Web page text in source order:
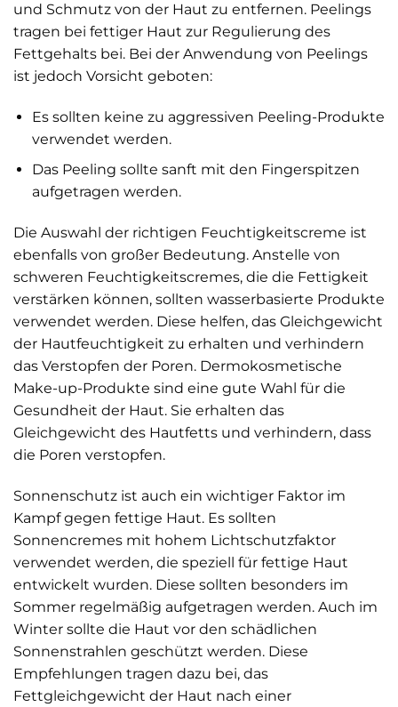
und Schmutz von der Haut zu entfernen. Peelings
tragen bei fettiger Haut zur Regulierung des
Fettgehalts bei. Bei der Anwendung von Peelings
ist jedoch Vorsicht geboten:
Es sollten keine zu aggressiven Peeling-Produkte
verwendet werden.
Das Peeling sollte sanft mit den Fingerspitzen
aufgetragen werden.
Die Auswahl der richtigen Feuchtigkeitscreme ist
ebenfalls von großer Bedeutung. Anstelle von
schweren Feuchtigkeitscremes, die die Fettigkeit
verstärken können, sollten wasserbasierte Produkte
verwendet werden. Diese helfen, das Gleichgewicht
der Hautfeuchtigkeit zu erhalten und verhindern
das Verstopfen der Poren. Dermokosmetische
Make-up-Produkte sind eine gute Wahl für die
Gesundheit der Haut. Sie erhalten das
Gleichgewicht des Hautfetts und verhindern, dass
die Poren verstopfen.
Sonnenschutz ist auch ein wichtiger Faktor im
Kampf gegen fettige Haut. Es sollten
Sonnencremes mit hohem Lichtschutzfaktor
verwendet werden, die speziell für fettige Haut
entwickelt wurden. Diese sollten besonders im
Sommer regelmäßig aufgetragen werden. Auch im
Winter sollte die Haut vor den schädlichen
Sonnenstrahlen geschützt werden. Diese
Empfehlungen tragen dazu bei, das
Fettgleichgewicht der Haut nach einer